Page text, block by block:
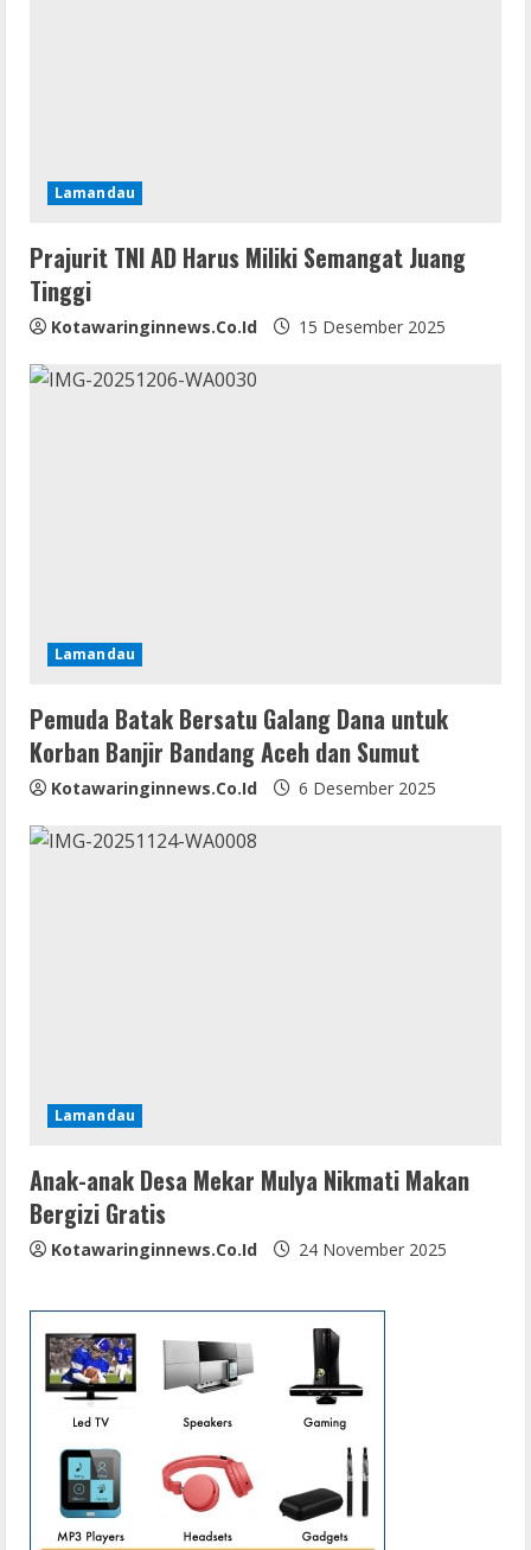
n
g
Lamandau
Prajurit TNI AD Harus Miliki Semangat Juang
Tinggi
Kotawaringinnews.co.id 15 Desember 2025
Lamandau
Pemuda Batak Bersatu Galang Dana untuk
Korban Banjir Bandang Aceh dan Sumut
Kotawaringinnews.co.id 6 Desember 2025
Lamandau
Anak-anak Desa Mekar Mulya Nikmati Makan
Bergizi Gratis
Kotawaringinnews.co.id 24 November 2025